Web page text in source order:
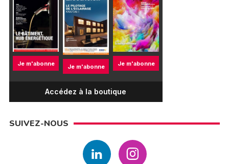
Je m'abonne Je m'abonne Je m'abonne
Accédez à la boutique
SUIVEZ-NOUS